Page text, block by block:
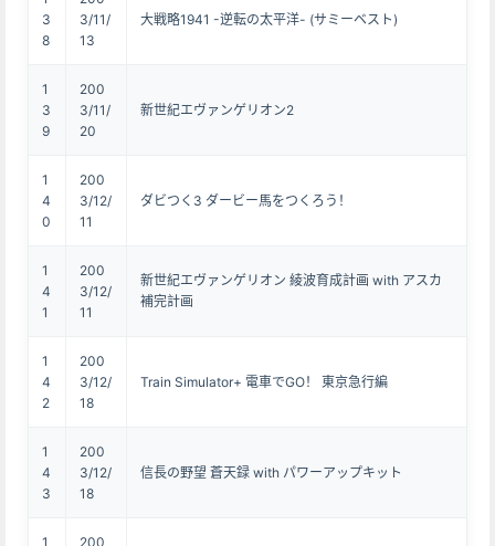
3
8
3/11/
13
大戦略1941 -逆転の太平洋- (サミーベスト)
1
3
9
200
3/11/
20
新世紀エヴァンゲリオン2
1
4
0
200
3/12/
11
ダビつく3 ダービー馬をつくろう！
1
4
1
200
3/12/
11
新世紀エヴァンゲリオン 綾波育成計画 with アスカ
補完計画
1
4
2
200
3/12/
18
Train Simulator+ 電車でGO！ 東京急行編
1
4
3
200
3/12/
18
信長の野望 蒼天録 with パワーアップキット
1
200